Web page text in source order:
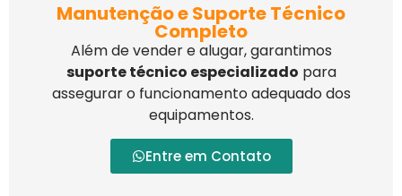
Manutenção e Suporte Técnico
Completo
Além de vender e alugar, garantimos
suporte técnico especializado para
assegurar o funcionamento adequado dos
equipamentos.
Entre em Contato